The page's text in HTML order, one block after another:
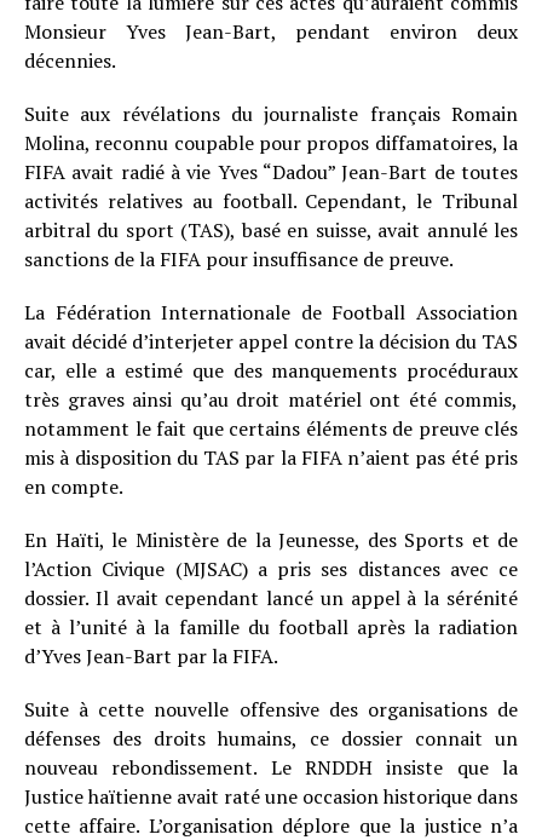
Monsieur Yves Jean-Bart, pendant environ deux
décennies.
Suite aux révélations du journaliste français Romain
Molina, reconnu coupable pour propos diffamatoires, la
FIFA avait radié à vie Yves “Dadou” Jean-Bart de toutes
activités relatives au football. Cependant, le Tribunal
arbitral du sport (TAS), basé en suisse, avait annulé les
sanctions de la FIFA pour insuffisance de preuve.
La Fédération Internationale de Football Association
avait décidé d’interjeter appel contre la décision du TAS
car, elle a estimé que des manquements procéduraux
très graves ainsi qu’au droit matériel ont été commis,
notamment le fait que certains éléments de preuve clés
mis à disposition du TAS par la FIFA n’aient pas été pris
en compte.
En Haïti, le Ministère de la Jeunesse, des Sports et de
l’Action Civique (MJSAC) a pris ses distances avec ce
dossier. Il avait cependant lancé un appel à la sérénité
et à l’unité à la famille du football après la radiation
d’Yves Jean-Bart par la FIFA.
Suite à cette nouvelle offensive des organisations de
défenses des droits humains, ce dossier connait un
nouveau rebondissement. Le RNDDH insiste que la
Justice haïtienne avait raté une occasion historique dans
cette affaire. L’organisation déplore que la justice n’a